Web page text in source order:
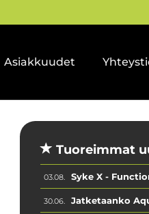
Asiakkuudet
Tuoreimmat
03.08. Syke X -
30.06. Jatketaanko